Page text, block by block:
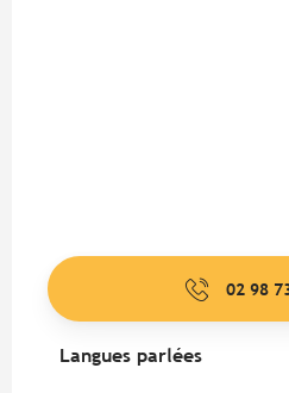
02 98
Langues parlées
Langues parlées